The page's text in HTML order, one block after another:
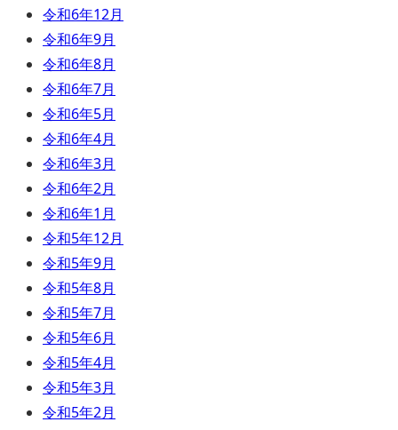
令和6年12月
令和6年9月
令和6年8月
令和6年7月
令和6年5月
令和6年4月
令和6年3月
令和6年2月
令和6年1月
令和5年12月
令和5年9月
令和5年8月
令和5年7月
令和5年6月
令和5年4月
令和5年3月
令和5年2月